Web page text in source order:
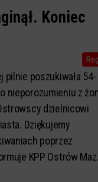
Koniec
poszukiwała 54-
nieporozumieniu z
dzielnicowi
Dziękujemy
poprzez
KPP Ostrów Maz.